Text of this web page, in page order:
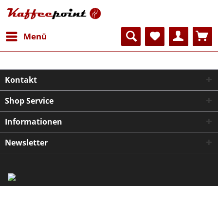
Menü
Kontakt
Shop Service
Informationen
Newsletter